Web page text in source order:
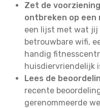
Zet de
ontbreken op een
een lijst met wat jij
betrouwbare wifi,
handig
huisdiervriendelijk
Lees de
recente
gerenommeerde